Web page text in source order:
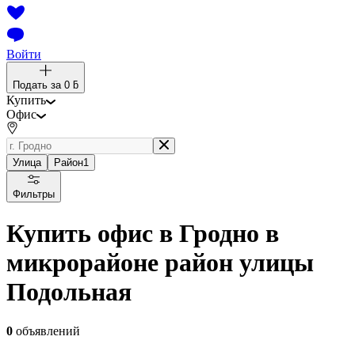
Войти
Подать за 0 ƃ
Купить
Офис
Улица Район1
Фильтры
Купить офис в Гродно в
микрорайоне район улицы
Подольная
0 объявлений